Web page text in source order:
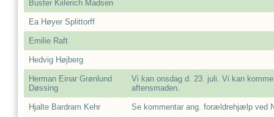
Buster Kiilerich Madsen
Ea Høyer Splittorff
Emilie Raft
Hedvig Højberg
Herman Einar Grønlund
Døssing
Vi kan onsdag d. 23. juli. Vi kan
aftensmaden.
Hjalte Bardram Kehr Se kommentar ang. forældrehjælp ved